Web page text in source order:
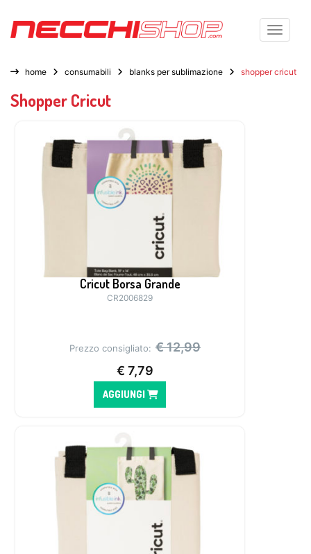
Toggle
home consumabili blanks per sublimazione shopper cricut
Shopper Cricut
Cricut Borsa Grande
CR2006829
Prezzo consigliato: €12,99
€ 7,79
AGGIUNGI